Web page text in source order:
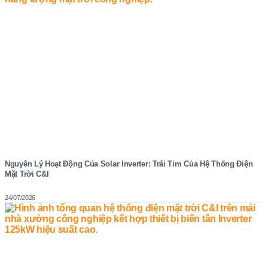
Nguyên Lý Hoạt Động Của Solar Inverter: Trái Tim Của Hệ Thống Điện
Mặt Trời C&I
24/07/2026